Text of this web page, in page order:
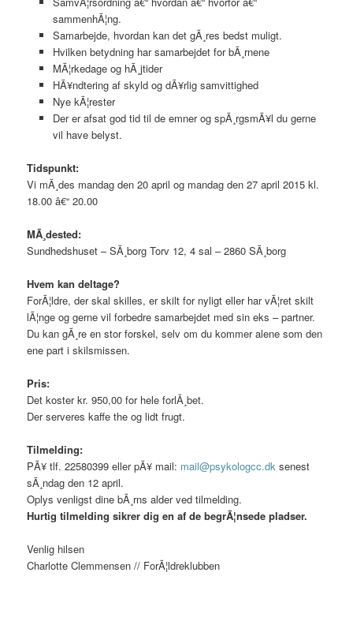
sammenhÃ¦ng.
Samarbejde, hvordan kan det gÃ¸res bedst muligt.
Hvilken betydning har samarbejdet for bÃ¸rnene
MÃ¦rkedage og hÃ¸jtider
HÃ¥ndtering af skyld og dÃ¥rlig samvittighed
Nye kÃ¦rester
Der er afsat god tid til de emner og spÃ¸rgsmÃ¥l du gerne
vil have belyst.
Tidspunkt:
Vi mÃ¸des mandag den 20 april og mandag den 27 april 2015 kl.
18.00 â€“ 20.00
MÃ¸dested:
Sundhedshuset – SÃ¸borg Torv 12, 4 sal – 2860 SÃ¸borg
Hvem kan deltage?
ForÃ¦ldre, der skal skilles, er skilt for nyligt eller har vÃ¦ret skilt
lÃ¦nge og gerne vil forbedre samarbejdet med sin eks – partner.
Du kan gÃ¸re en stor forskel, selv om du kommer alene som den
ene part i skilsmissen.
Pris:
Det koster kr. 950,00 for hele forlÃ¸bet.
Der serveres kaffe the og lidt frugt.
Tilmelding:
PÃ¥ tlf. 22580399 eller pÃ¥ mail: mail@psykologcc.dk senest
sÃ¸ndag den 12 april.
Oplys venligst dine bÃ¸rns alder ved tilmelding.
Hurtig tilmelding sikrer dig en af de begrÃ¦nsede pladser.
Venlig hilsen
Charlotte Clemmensen // ForÃ¦ldreklubben